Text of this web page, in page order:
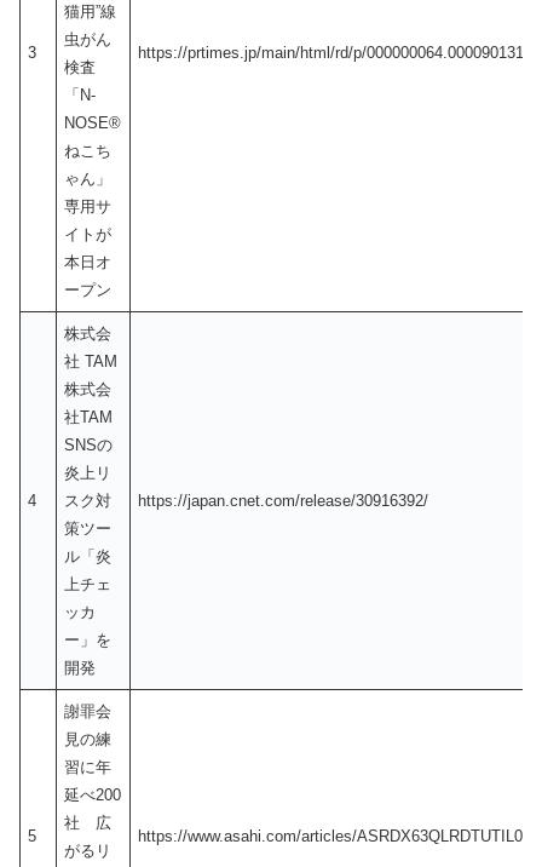
3
猫用”線
虫がん
検査
「N-
NOSE®
ねこち
ゃん」
専用サ
イトが
本日オ
ープン
https://prtimes.jp/main/html/rd/p/
4
株式会
社 TAM
株式会
社TAM
SNSの
炎上リ
スク対
策ツー
ル「炎
上チェ
ッカ
ー」を
開発
https://japan.cnet.com/release/30916392/
5
謝罪会
見の練
習に年
延べ200
社 広
がるリ
https://www.asahi.com/articles/